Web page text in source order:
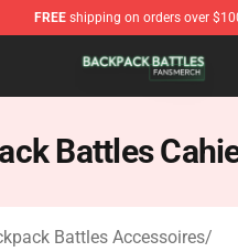
FREE shipping on orders over
Battles Shop - Official
Battles
Battles Accessoires/